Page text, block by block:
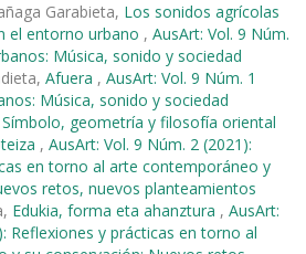
Garabieta, Los sonidos agrícolas
el entorno urbano , AusArt: Vol. 9 Núm.
Música, sonido y sociedad
Afuera , AusArt: Vol. 9 Núm. 1
Música, sonido y sociedad
Símbolo, geometría y filosofía oriental
, AusArt: Vol. 9 Núm. 2 (2021):
en torno al arte contemporáneo y
retos, nuevos planteamientos
Edukia, forma eta ahanztura , AusArt:
Reflexiones y prácticas en torno al